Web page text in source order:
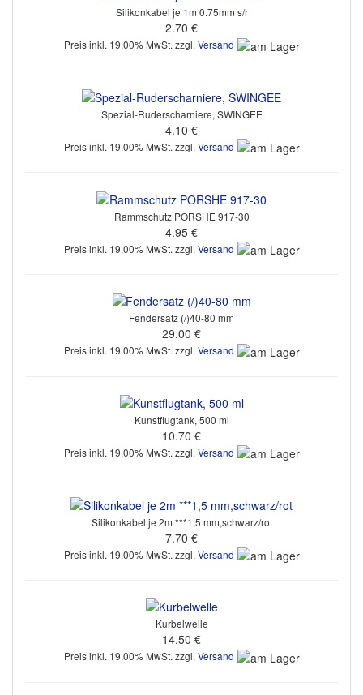
Silikonkabel je 1m 0.75mm s/r
2.70 €
Preis inkl. 19.00% MwSt. zzgl.Versand
Spezial-Ruderscharniere, SWINGEE
4.10 €
Preis inkl. 19.00% MwSt. zzgl. Versand
Rammschutz PORSHE 917-30
4.95 €
Preis inkl. 19.00% MwSt. zzgl. Versand
Fendersatz (/)40-80 mm
29.00 €
Preis inkl. 19.00% MwSt. zzgl.Versand
Kunstflugtank, 500 ml
10.70 €
Preis inkl. 19.00% MwSt. zzgl. Versand
Silikonkabel je 2m ***1,5 mm,schwarz/rot
7.70 €
Preis inkl. 19.00% MwSt. zzgl. Versand
Kurbelwelle
14.50 €
Preis inkl. 19.00% MwSt. zzgl.Versand